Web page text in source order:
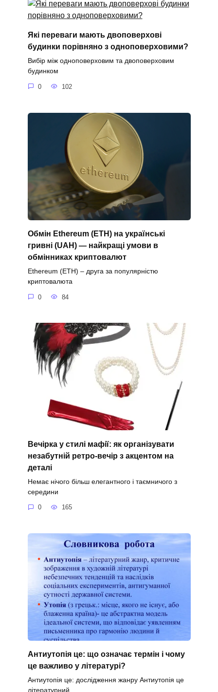
Які переваги мають двоповерхові
будинки порівняно з одноповерховими?
Вибір між одноповерховим та двоповерховим
будинком
0 102
Обмін Ethereum (ETH) на українські
гривні (UAH) — найкращі умови в
обмінниках криптовалют
Ethereum (ETH) – друга за популярністю
криптовалюта
0 84
Вечірка у стилі мафії: як організувати
незабутній ретро-вечір з акцентом на
деталі
Немає нічого більш елегантного і таємничого з
середини
0 165
Антиутопія це: що означає термін і чому
це важливо у літературі?
Антиутопія це: дослідження жанру Антиутопія це
літературний